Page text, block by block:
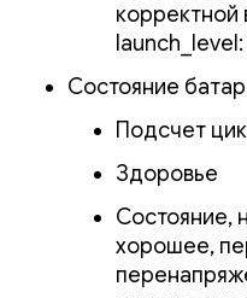
Состояние
Подсчет
Здоровье
Состояние,
хорошее,